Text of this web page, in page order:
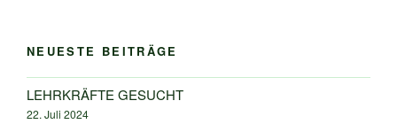
NEUESTE BEITRÄGE
LEHRKRÄFTE GESUCHT
22. Juli 2024